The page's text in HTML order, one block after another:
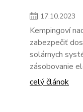
17.10.2023
Kempingoví
zabezpečiť
solárnych
zásobovanie
celý článok